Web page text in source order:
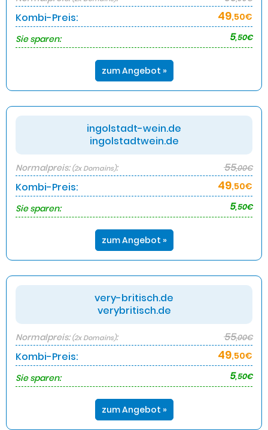
Kombi-Preis: 49,50€
Sie sparen:
5,50€
zum Angebot »
ingolstadt-wein.de
ingolstadtwein.de
Normalpreis:(2x Domains): 55,00€
Kombi-Preis: 49,50€
Sie sparen:
5,50€
zum Angebot »
very-britisch.de
verybritisch.de
Normalpreis:(2x Domains): 55,00€
Kombi-Preis: 49,50€
Sie sparen:
5,50€
zum Angebot »